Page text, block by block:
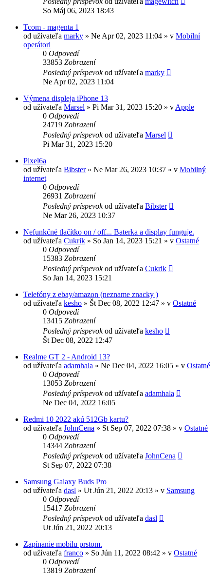
So Máj 06, 2023 18:43
Tcom - magenta 1
od užívateľa marky » Ne Apr 02, 2023 11:04 » v Mobilní
operátori
0 Odpovedí
33853 Zobrazení
Posledný príspevokod užívateľa marky
Ne Apr 02, 2023 11:04
Výmena displeja iPhone 13
od užívateľa Marsel » Pi Mar 31, 2023 15:20 » v Apple
0 Odpovedí
24719 Zobrazení
Posledný príspevokod užívateľa Marsel
Pi Mar 31, 2023 15:20
Pixel6a
od užívateľa Bibster» Ne Mar 26, 2023 10:37 » v Mobilný
internet
0 Odpovedí
26931 Zobrazení
Posledný príspevokod užívateľa Bibster
Ne Mar 26, 2023 10:37
Nefunkčné tlačítko on / off... Baterka a display funguje.
od užívateľa Cukrik » So Jan 14, 2023 15:21 » v Ostatné
0 Odpovedí
15383 Zobrazení
Posledný príspevokod užívateľa Cukrik
So Jan 14, 2023 15:21
Telefóny z ebay/amazon (nezname znacky )
od užívateľa kesho » Št Dec 08, 2022 12:47 » v Ostatné
0 Odpovedí
13415 Zobrazení
Posledný príspevokod užívateľa kesho
Št Dec 08, 2022 12:47
Realme GT 2 - Android 13?
od užívateľa adamhala » Ne Dec 04, 2022 16:05 » v Ostatné
0 Odpovedí
13053 Zobrazení
Posledný príspevokod užívateľa adamhala
Ne Dec 04, 2022 16:05
Redmi 10 2022 akú 512Gb kartu?
od užívateľa JohnCena » St Sep 07, 2022 07:38 » v Ostatné
0 Odpovedí
14344 Zobrazení
Posledný príspevokod užívateľa JohnCena
St Sep 07, 2022 07:38
Samsung Galaxy Buds Pro
od užívateľa dasl » Ut Jún 21, 2022 20:13 » v Samsung
0 Odpovedí
15417 Zobrazení
Posledný príspevokod užívateľa dasl
Ut Jún 21, 2022 20:13
Zapínanie mobilu prstom.
od užívateľa franco » So Jún 11, 2022 08:42 » v Ostatné
0 Odpovedí
13819 Zobrazení